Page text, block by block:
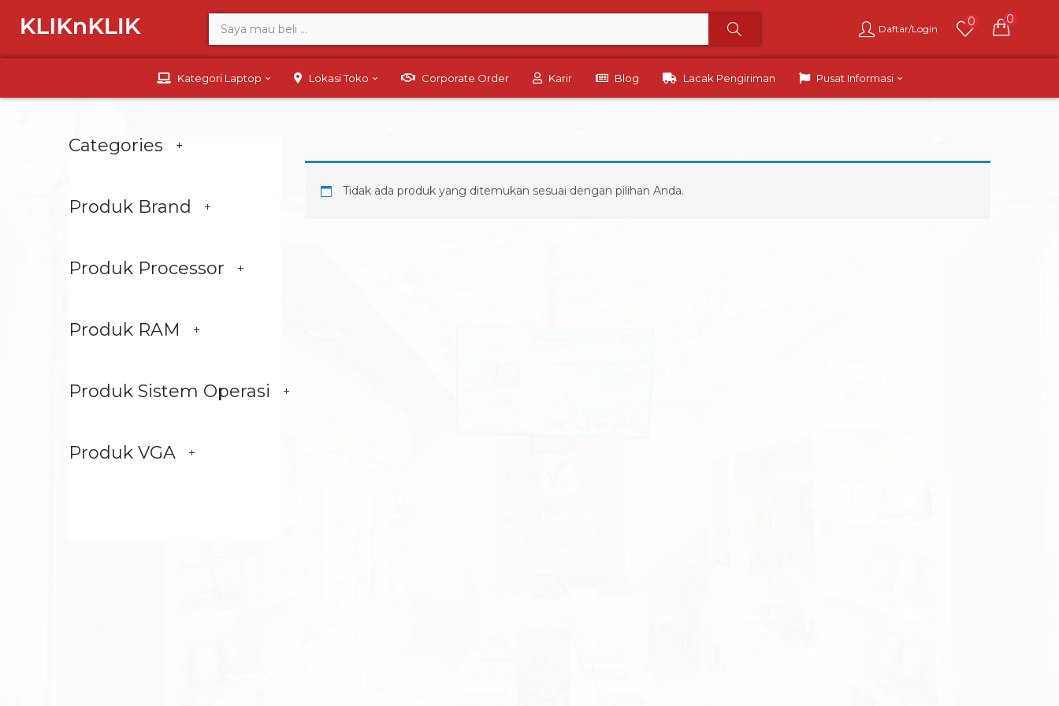
Daftar/Login
0 0
Kategori Laptop Lokasi Toko Corporate Order Karir Blog Lacak Pengiriman Pusat Informasi
Categories
Produk Brand
Produk Processor
Produk RAM
Produk Sistem Operasi
Produk VGA
Tidak ada produk yang ditemukan sesuai dengan pilihan Anda.